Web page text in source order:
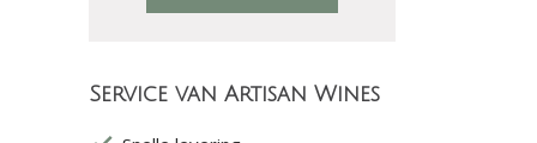
Service van Artisan Wines